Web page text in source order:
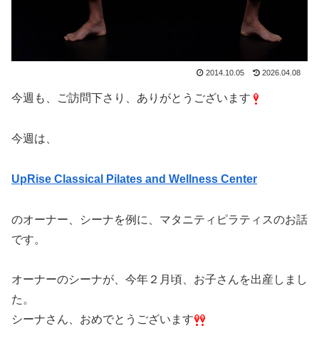
2014.10.05 2026.04.08
今週も、ご訪問下さり、ありがとうございます
今週は、
UpRise Classical Pilates and Wellness Center
のオーナー、シーナを例に、マタニティピラティスのお話
です。
オーナーのシーナが、今年２月頃、お子さんを出産しまし
た。
シーナさん、おめでとうございます